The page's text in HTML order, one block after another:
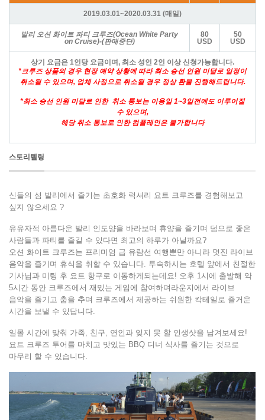
2019.03.01~2020.03.31 (매일)
발리 오션 화이트 파티 크루즈(Ocean White Party
on Cruise)-(판매중단)
80
USD
50
USD
상기 요금은 1인당 요금이며, 최소 성인 2인 이상 신청가능합니다.
*크루즈 상품의 경우 현장 예약 상황에 따라 최소 승선 인원 미달로 일정이
취소될 수 있으며, 업체 사정으로 취소될 경우 정상 환불 진행해드립니다.
*최소 승선 인원 미달로 인한 취소 통보는 이용일 1~3일전에도 이루어질
수 있으며,
해당 취소 통보로 인한 컴플레인은 불가합니다
스토리텔링
신들의 섬 발리에서 즐기는 초호화 럭셔리 요트 크루즈를 경험해보고
싶지 않으세요 ?
유유자적 아름다운 발리 인도양을 바라보며 휴양을 즐기며 덤으로 좋은
사람들과 파티를 즐길 수 있다면 최고의 하루가 아닐까요?
오션 화이트 크루즈는 프리미엄 급 유람선 여행뿐만 아니라 멋진 라이브
음악을 즐기며 휴식을 취할 수 있습니다. 투숙하시는 호텔 앞에서 친절한
기사님과 미팅 후 요트 항구로 이동하게되는데요! 오후 1시에 출발해 약
5시간 동안 크루즈에서 재밌는 게임에 참여하며라운지에서 라이브
음악을 즐기고 춤을 추며 크루즈에서 제공하는 쉬원한 칵테일로 즐거운
시간을 보낼 수 있답니다.
일몰 시간에 맞춰 가족, 친구, 연인과 잊지 못 할 인생샷을 남겨보세요!
요트 크루즈 투어를 마치고 맛있는 BBQ 디너 식사를 즐기는 것으로
마무리 할 수 있습니다.